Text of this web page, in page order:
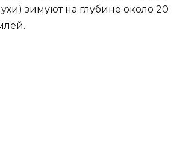
зимуют на глубине около 20